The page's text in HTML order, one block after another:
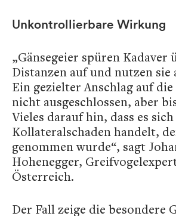
Unkontrollierbare Wirkung
„Gänsegeier spüren Kadaver
Distanzen auf und nutzen sie
Ein gezielter Anschlag auf
nicht ausgeschlossen, aber
Vieles darauf hin, dass es
Kollateralschaden handelt,
genommen wurde“, sagt
Hohenegger,
Österreich.
Der Fall zeige die besondere